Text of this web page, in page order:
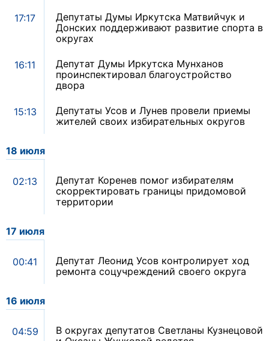
17:17
Депутаты Думы Иркутска Матвийчук и
Донских поддерживают развитие спорта в
округах
16:11
Депутат Думы Иркутска Мунханов
проинспектировал благоустройство
двора
15:13
Депутаты Усов и Лунев провели приемы
жителей своих избирательных округов
18 июля
02:13
Депутат Коренев помог избирателям
скорректировать границы придомовой
территории
17 июля
00:41
Депутат Леонид Усов контролирует ход
ремонта соцучреждений своего округа
16 июля
04:59
В округах депутатов Светланы Кузнецовой